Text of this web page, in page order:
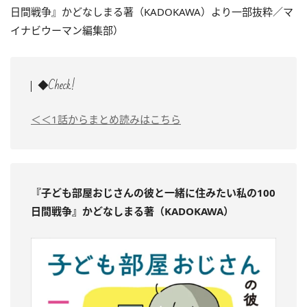
日間戦争』かどなしまる著（KADOKAWA）より一部抜粋／マ
イナビウーマン編集部）
◆Check!
＜＜1話からまとめ読みはこちら
『子ども部屋おじさんの彼と一緒に住みたい私の100
日間戦争』かどなしまる著（KADOKAWA）